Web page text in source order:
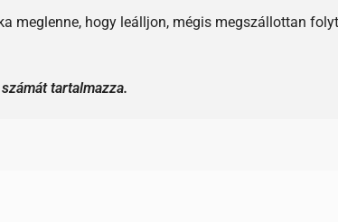
meglenne, hogy leálljon, mégis megszállottan
tartalmazza.